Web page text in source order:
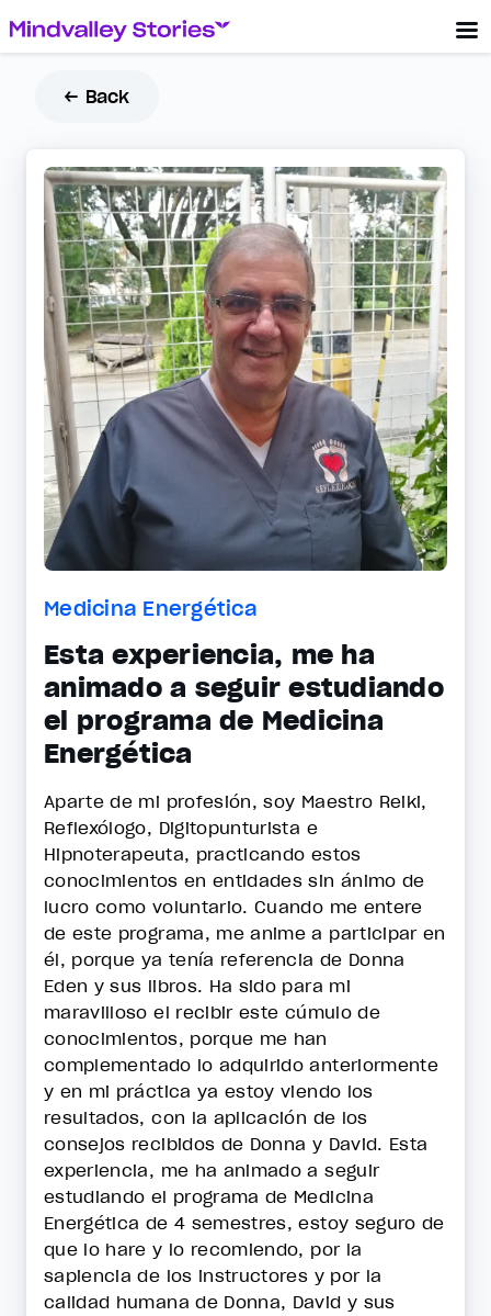
← Back
Medicina Energética
Esta experiencia, me ha
animado a seguir estudiando
el programa de Medicina
Energética
Aparte de mi profesión, soy Maestro Reiki,
Reflexólogo, Digitopunturista e
Hipnoterapeuta, practicando estos
conocimientos en entidades sin ánimo de
lucro como voluntario. Cuando me entere
de este programa, me anime a participar en
él, porque ya tenía referencia de Donna
Eden y sus libros. Ha sido para mi
maravilloso el recibir este cúmulo de
conocimientos, porque me han
complementado lo adquirido anteriormente
y en mi práctica ya estoy viendo los
resultados, con la aplicación de los
consejos recibidos de Donna y David. Esta
experiencia, me ha animado a seguir
estudiando el programa de Medicina
Energética de 4 semestres, estoy seguro de
que lo hare y lo recomiendo, por la
sapiencia de los instructores y por la
calidad humana de Donna, David y sus